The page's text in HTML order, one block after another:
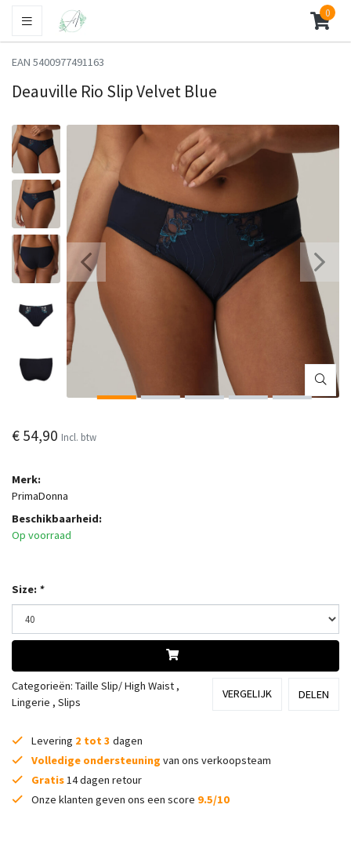
0
EAN 5400977491163
Deauville Rio Slip Velvet Blue
€ 54,90 Incl. btw
Merk:
PrimaDonna
Beschikbaarheid:
Op voorraad
Size: *
Categorieën: Taille Slip/ High Waist ,
Lingerie , Slips
VERGELIJK DELEN
Levering 2 tot 3 dagen
Volledige ondersteuning van ons verkoopsteam
Gratis14 dagen retour
Onze klanten geven ons een score 9.5/10